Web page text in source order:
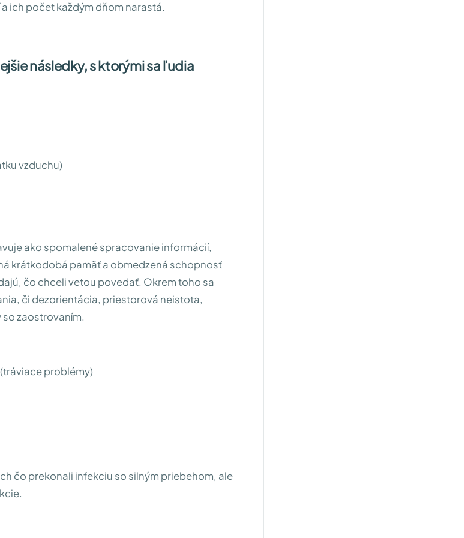
ich počet každým dňom narastá.
následky, s ktorými sa ľudia
vzduchu)
ako spomalené spracovanie informácií,
krátkodobá pamäť a obmedzená schopnosť
čo chceli vetou povedať. Okrem toho sa
či dezorientácia, priestorová neistota,
zaostrovaním.
problémy)
čo prekonali infekciu so silným priebehom, ale